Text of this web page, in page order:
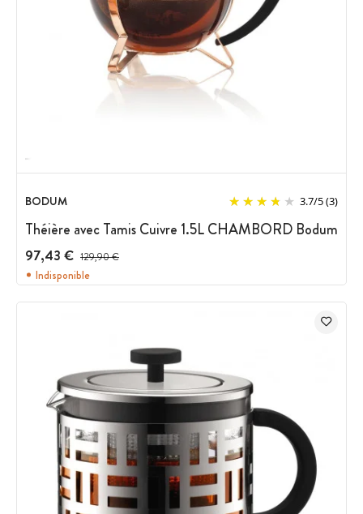
BODUM 3.7/5(3)
Théière avec Tamis Cuivre 1.5L CHAMBORD Bodum
97,43 € Prix avant réduction :
129,90 €
Indisponible